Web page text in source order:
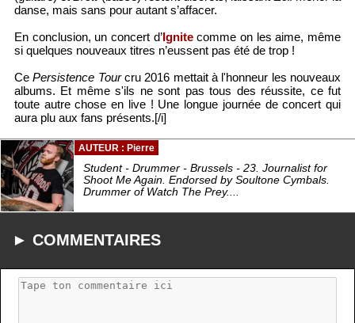
danse, mais sans pour autant s’affacer.
En conclusion, un concert d’Ignitecomme on les aime, même
si quelques nouveaux titres n’eussent pas été de trop !
CePersistence Tourcru 2016 mettait à l'honneur les nouveaux
albums. Et même s'ils ne sont pas tous des réussite, ce fut
toute autre chose en live ! Une longue journée de concert qui
aura plu aux fans présents.[/i]
AUTEUR : Pierre
Student - Drummer - Brussels - 23. Journalist for
Shoot Me Again. Endorsed by Soultone Cymbals.
Drummer of Watch The Prey....
► COMMENTAIRES